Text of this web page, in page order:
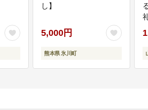
し】
5,000円
熊本県 氷川町